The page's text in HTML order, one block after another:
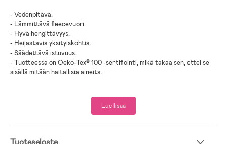
- Vedenpitävä.
- Lämmittävä fleecevuori.
- Hyvä hengittävyys.
- Heijastavia yksityiskohtia.
- Säädettävä istuvuus.
- Tuotteessa on Oeko-Tex® 100 -sertifiointi, mikä takaa sen, ettei se
sisällä mitään haitallisia aineita.
- Vuori: 100 % Polyesterifleece.
Lue lisää